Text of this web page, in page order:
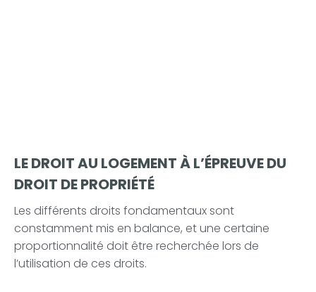
LE DROIT AU LOGEMENT À L’ÉPREUVE DU
DROIT DE PROPRIÉTÉ
Les différents droits fondamentaux sont
constamment mis en balance, et une certaine
proportionnalité doit être recherchée lors de
l’utilisation de ces droits.